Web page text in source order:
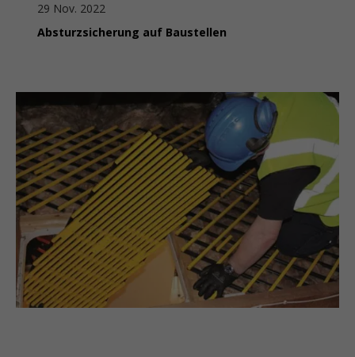
29 Nov. 2022
Absturzsicherung auf Baustellen